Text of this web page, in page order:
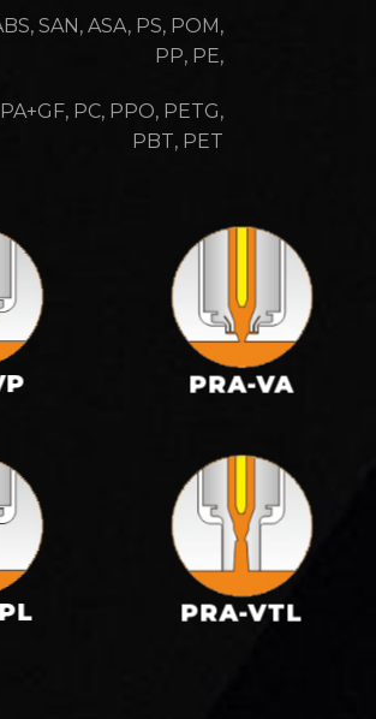
SAN, ASA, PS, POM,
PP, PE,
PA+GF, PC, PPO, PETG,
PBT, PET
PRA-VA
PRA-VTL